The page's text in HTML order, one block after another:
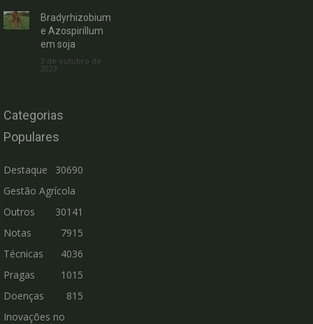
Bradyrhizobium
e Azospirillum
em soja
3 de outubro de
2023
Categorias
Populares
Destaque
30690
Gestão Agrícola
30141
Outros
7915
Notas
Técnicas
4036
Pragas
1015
Doenças
815
Inovações no